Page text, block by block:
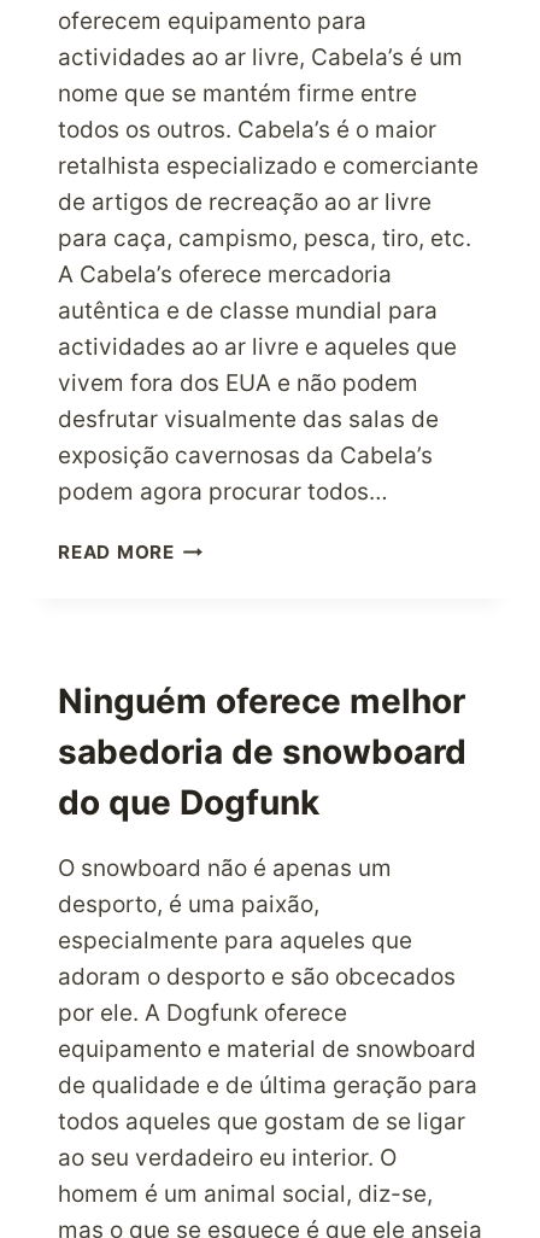
oferecem equipamento para
actividades ao ar livre, Cabela’s é um
nome que se mantém firme entre
todos os outros. Cabela’s é o maior
retalhista especializado e comerciante
de artigos de recreação ao ar livre
para caça, campismo, pesca, tiro, etc.
A Cabela’s oferece mercadoria
autêntica e de classe mundial para
actividades ao ar livre e aqueles que
vivem fora dos EUA e não podem
desfrutar visualmente das salas de
exposição cavernosas da Cabela’s
podem agora procurar todos…
READ MORECABELA’S,
PARA
ACTIVIDADES
AO
LIVRE
EXCELÊNCIA
Ninguém oferece melhor
sabedoria de snowboard
do que Dogfunk
O snowboard não é apenas um
desporto, é uma paixão,
especialmente para aqueles que
adoram o desporto e são obcecados
por ele. A Dogfunk oferece
equipamento e material de snowboard
de qualidade e de última geração para
todos aqueles que gostam de se ligar
ao seu verdadeiro eu interior. O
homem é um animal social, diz-se,
mas o que se esquece é que ele anseia